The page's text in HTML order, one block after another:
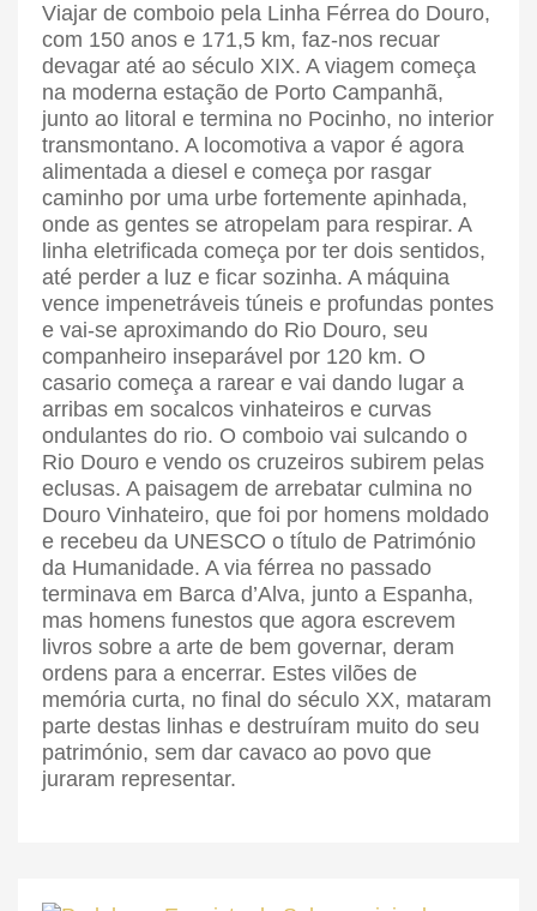
Viajar de comboio pela Linha Férrea do Douro,
com 150 anos e 171,5 km, faz-nos recuar
devagar até ao século XIX. A viagem começa
na moderna estação de Porto Campanhã,
junto ao litoral e termina no Pocinho, no interior
transmontano. A locomotiva a vapor é agora
alimentada a diesel e começa por rasgar
caminho por uma urbe fortemente apinhada,
onde as gentes se atropelam para respirar. A
linha eletrificada começa por ter dois sentidos,
até perder a luz e ficar sozinha. A máquina
vence impenetráveis túneis e profundas pontes
e vai-se aproximando do Rio Douro, seu
companheiro inseparável por 120 km. O
casario começa a rarear e vai dando lugar a
arribas em socalcos vinhateiros e curvas
ondulantes do rio. O comboio vai sulcando o
Rio Douro e vendo os cruzeiros subirem pelas
eclusas. A paisagem de arrebatar culmina no
Douro Vinhateiro, que foi por homens moldado
e recebeu da UNESCO o título de Património
da Humanidade. A via férrea no passado
terminava em Barca d’Alva, junto a Espanha,
mas homens funestos que agora escrevem
livros sobre a arte de bem governar, deram
ordens para a encerrar. Estes vilões de
memória curta, no final do século XX, mataram
parte destas linhas e destruíram muito do seu
património, sem dar cavaco ao povo que
juraram representar.